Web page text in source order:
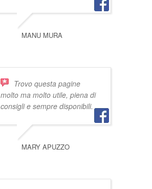
MANU MURA
Trovo questa pagine
molto ma molto utile, piena di
consigli e sempre disponibili.
MARY APUZZO